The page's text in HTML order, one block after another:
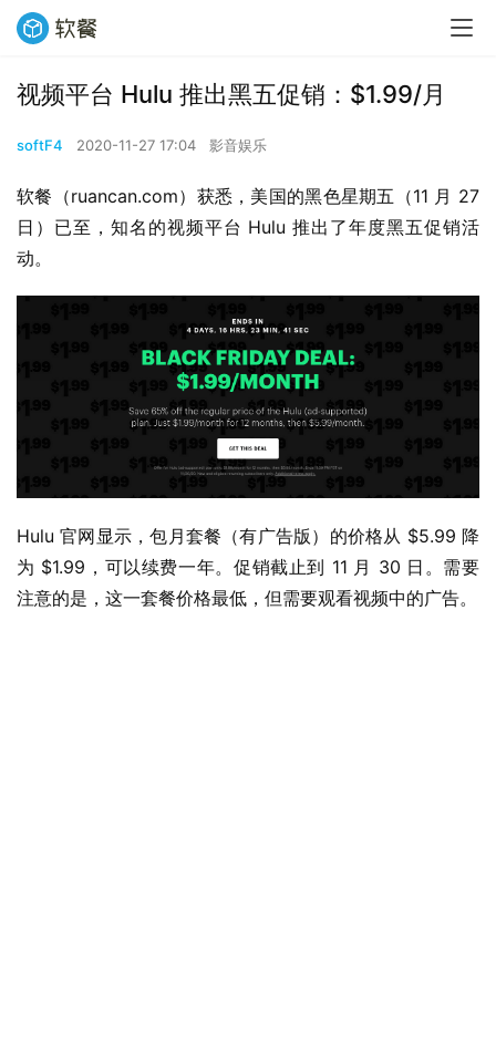
视频平台 Hulu 推出黑五促销：$1.99/月
softF4 2020-11-27 17:04 影音娱乐
软餐（ruancan.com）获悉，美国的黑色星期五（11 月 27
日）已至，知名的视频平台 Hulu 推出了年度黑五促销活
动。
Hulu 官网显示，包月套餐（有广告版）的价格从 $5.99 降
为 $1.99，可以续费一年。促销截止到 11 月 30 日。需要
注意的是，这一套餐价格最低，但需要观看视频中的广告。